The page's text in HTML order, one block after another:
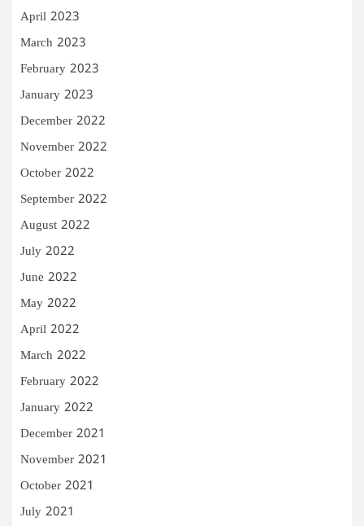
April 2023
March 2023
February 2023
January 2023
December 2022
November 2022
October 2022
September 2022
August 2022
July 2022
June 2022
May 2022
April 2022
March 2022
February 2022
January 2022
December 2021
November 2021
October 2021
July 2021